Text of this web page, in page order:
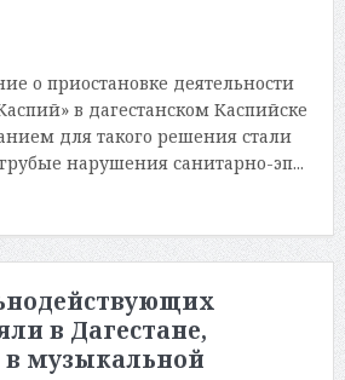
о приостановке деятельности
в дагестанском Каспийске
для такого решения стали
нарушения санитарно-эп...
в Дагестане,
музыкальной